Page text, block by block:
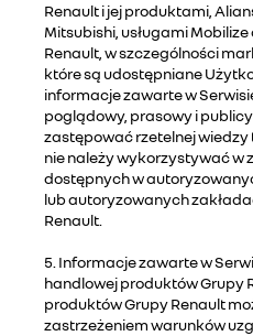
Renault i jej produktami,
Mitsubishi, usługami
Renault, w szczególności
które są udostępniane
informacje zawarte w
poglądowy, prasowy i
zastępować rzetelnej
nie należy wykorzystywać w
dostępnych w
lub autoryzowanych
Renault.
5. Informacje zawarte w
handlowej produktów Grupy
produktów Grupy Renault
zastrzeżeniem warunków